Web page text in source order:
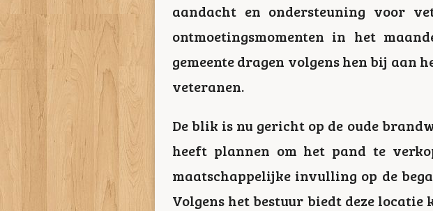
aandacht en ondersteuning voor
ontmoetingsmomenten in het
gemeente dragen volgens hen bij
veteranen.
De blik is nu gericht op de oude
heeft plannen om het pand te
maatschappelijke invulling op de
Volgens het bestuur biedt deze